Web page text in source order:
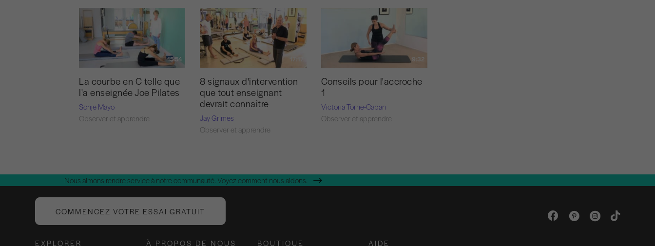
15:54
La courbe en C telle que
l'a enseignée Joe Pilates
Sonje Mayo
Observer et apprendre
17:17
8 signaux d'intervention
que tout enseignant
devrait connaître
Jay Grimes
Observer et apprendre
9:32
Conseils pour l'accroche
1
Victoria Torrie-Capan
Observer et apprendre
Nous aimons rendre service à notre communauté. Voyez comment nous aidons.
COMMENCEZ VOTRE ESSAI GRATUIT
EXPLORER À PROPOS DE NOUS BOUTIQUE AIDE